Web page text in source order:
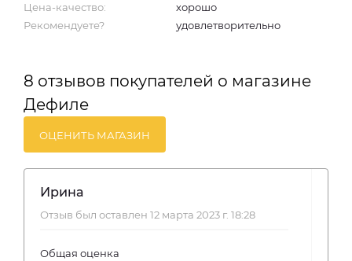
Цена-качество:
хорошо
Рекомендуете?
удовлетворительно
8 отзывов покупателей о магазине
Дефиле
ОЦЕНИТЬ МАГАЗИН
Ирина
Отзыв был оставлен 12 марта 2023 г. 18:28
Общая оценка